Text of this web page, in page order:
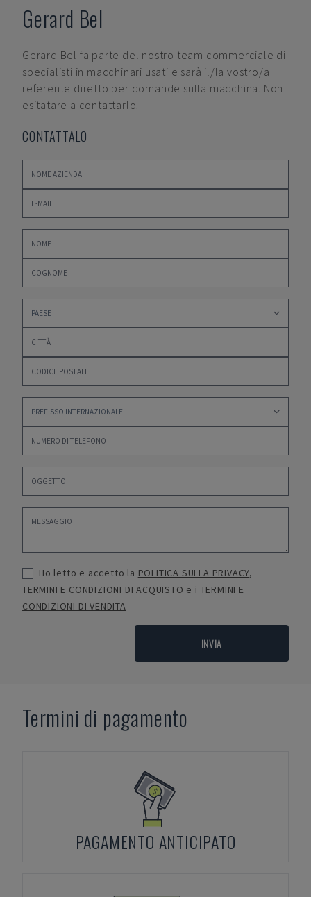
Gerard Bel
Gerard Bel fa parte del nostro team commerciale di
specialisti in macchinari usati e sarà il/la vostro/a
referente diretto per domande sulla macchina. Non
esitatare a contattarlo.
CONTATTALO
Ho letto e accetto la POLITICA SULLA PRIVACY,
TERMINI E CONDIZIONI DI ACQUISTO e i TERMINI E
CONDIZIONI DI VENDITA
INVIA
Termini di pagamento
PAGAMENTO ANTICIPATO